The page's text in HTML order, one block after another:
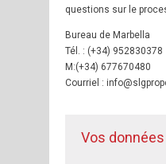
questions sur le
Bureau de Marbella
Tél. : (+34) 952830378
M:(+34) 677670480
Courriel :
Vos données